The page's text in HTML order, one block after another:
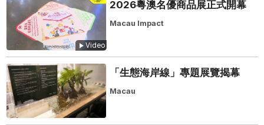
Video
2026粵澳名優商品展正式開幕
Macau Impact
「生態海岸線」專題展覽揭幕
Macau